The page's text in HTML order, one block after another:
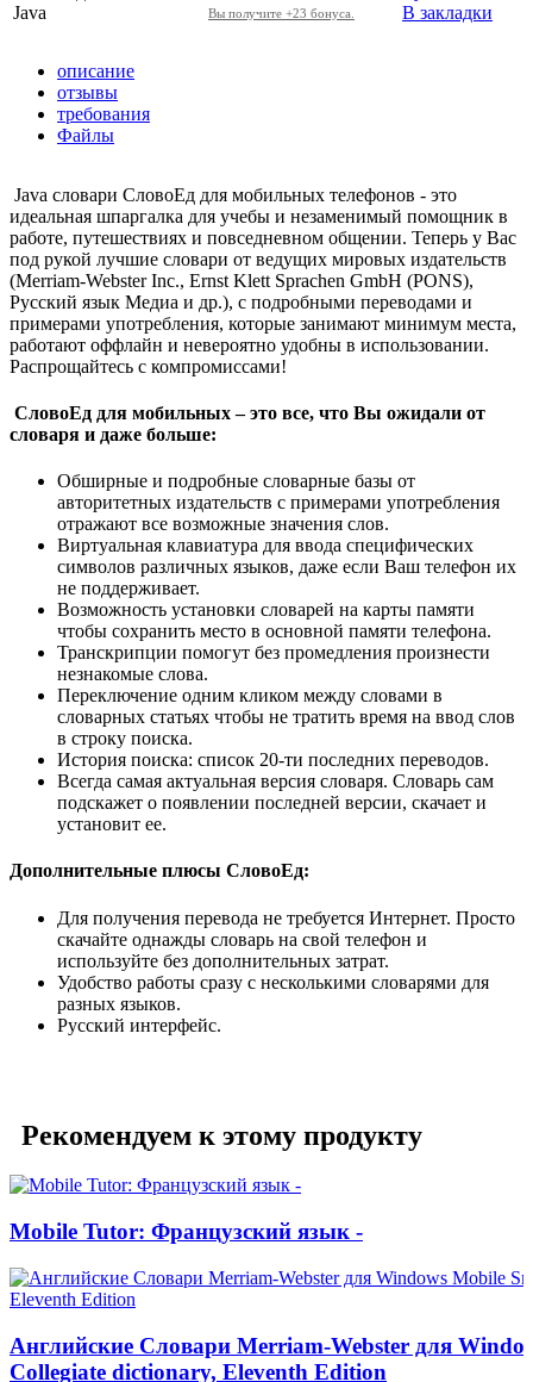
Java
Вы получите +23 бонуса.
В закладки
описание
отзывы
требования
Файлы
Java словари СловоЕд для мобильных телефонов - это
идеальная шпаргалка для учебы и незаменимый помощник в
работе, путешествиях и повседневном общении. Теперь у Вас
под рукой лучшие словари от ведущих мировых издательств
(Merriam-Webster Inc., Ernst Klett Sprachen GmbH (PONS),
Русский язык Медиа и др.), с подробными переводами и
примерами употребления, которые занимают минимум места,
работают оффлайн и невероятно удобны в использовании.
Распрощайтесь с компромиссами!
СловоЕд для мобильных – это все, что Вы ожидали от
словаря и даже больше:
Обширные и подробные словарные базы от
авторитетных издательств с примерами употребления
отражают все возможные значения слов.
Виртуальная клавиатура для ввода специфических
символов различных языков, даже если Ваш телефон их
не поддерживает.
Возможность установки словарей на карты памяти
чтобы сохранить место в основной памяти телефона.
Транскрипции помогут без промедления произнести
незнакомые слова.
Переключение одним кликом между словами в
словарных статьях чтобы не тратить время на ввод слов
в строку поиска.
История поиска: список 20-ти последних переводов.
Всегда самая актуальная версия словаря. Словарь сам
подскажет о появлении последней версии, скачает и
установит ее.
Дополнительные плюсы СловоЕд:
Для получения перевода не требуется Интернет. Просто
скачайте однажды словарь на свой телефон и
используйте без дополнительных затрат.
Удобство работы сразу с несколькими словарями для
разных языков.
Русский интерфейс.
Рекомендуем к этому продукту
Mobile Tutor: Французский язык -
Английские Cловари Merriam-Webster для
Collegiate dictionary, Eleventh Edition